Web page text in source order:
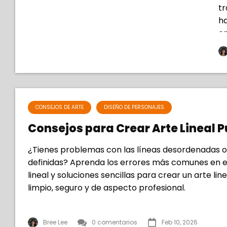
CONSEJOS DE ARTE DISEÑO DE PERSONAJES
Consejos para Crear Arte Lineal
¿Tienes problemas con las líneas desordenadas
definidas? Aprenda los errores más comunes en
lineal y soluciones sencillas para crear un arte
limpio, seguro y de aspecto profesional.
Bree Lee 0 comentarios Feb 10, 2026